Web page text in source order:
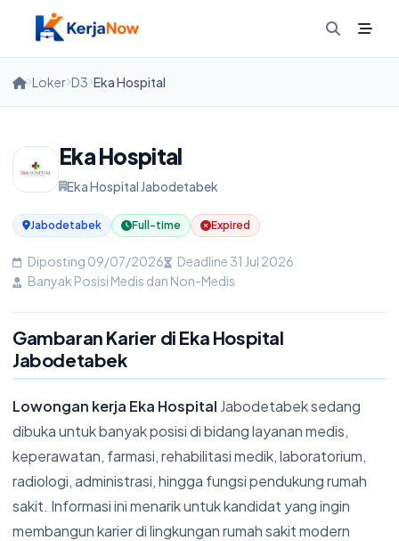
content
Loker D3 Eka Hospital
Eka Hospital
Eka Hospital Jabodetabek
Jabodetabek Full-time Expired
Diposting 09/07/2026
Deadline 31 Jul 2026
Banyak Posisi Medis dan Non-Medis
Gambaran Karier di Eka Hospital
Jabodetabek
Lowongan kerja Eka Hospital Jabodetabek sedang
dibuka untuk banyak posisi di bidang layanan medis,
keperawatan, farmasi, rehabilitasi medik, laboratorium,
radiologi, administrasi, hingga fungsi pendukung rumah
sakit. Informasi ini menarik untuk kandidat yang ingin
membangun karier di lingkungan rumah sakit modern